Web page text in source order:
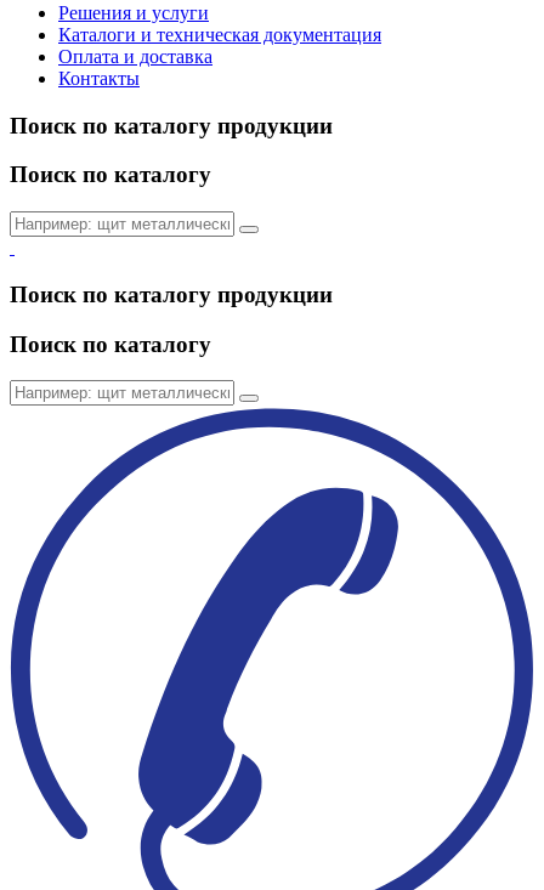
Решения и услуги
Каталоги и техническая документация
Оплата и доставка
Контакты
Поиск по каталогу продукции
Поиск по каталогу
Поиск по каталогу продукции
Поиск по каталогу